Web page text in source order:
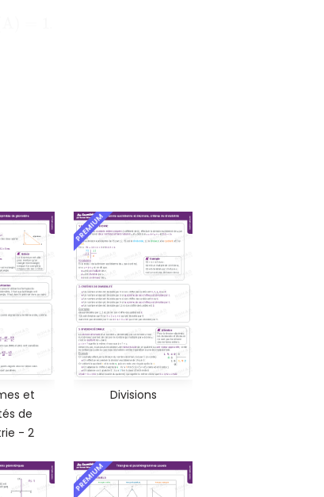
et
de
- 2
PREMIUM
Divisions
PREMIUM